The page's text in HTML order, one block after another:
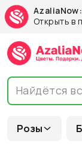
Открыть в
Розы